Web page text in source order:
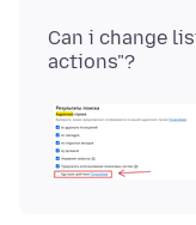
Can i change